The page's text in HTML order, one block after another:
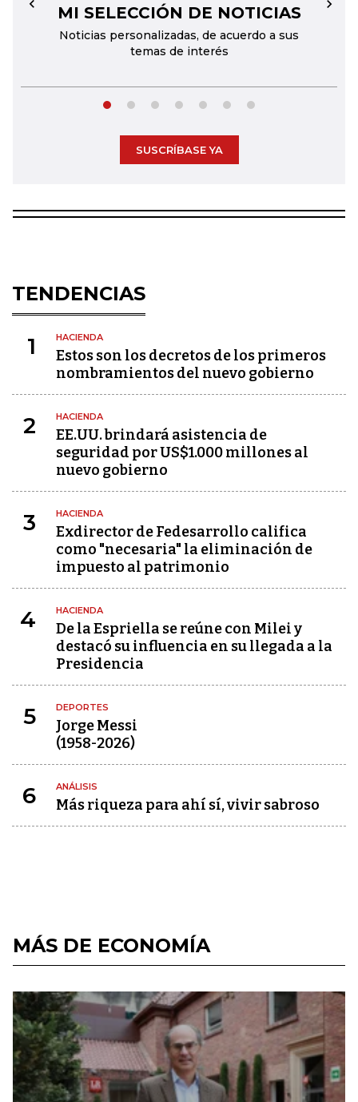
MI SELECCIÓN DE NOTICIAS
Noticias personalizadas, de acuerdo a sus
temas de interés
← →
SUSCRÍBASE YA
TENDENCIAS
1 HACIENDA
Estos son los decretos de los primeros
nombramientos del nuevo gobierno
2 HACIENDA
EE.UU. brindará asistencia de
seguridad por US$1.000 millones al
nuevo gobierno
3 HACIENDA
Exdirector de Fedesarrollo califica
como "necesaria" la eliminación de
impuesto al patrimonio
4 HACIENDA
De la Espriella se reúne con Milei y
destacó su influencia en su llegada a la
Presidencia
5 DEPORTES
Jorge Messi
(1958-2026)
6 ANÁLISIS
Más riqueza para ahí sí, vivir sabroso
MÁS DE ECONOMÍA